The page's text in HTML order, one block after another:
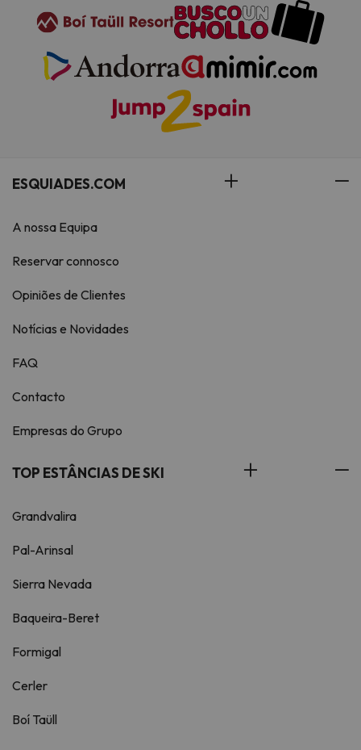
ESQUIADES.COM
A nossa Equipa
Reservar connosco
Opiniões de Clientes
Notícias e Novidades
FAQ
Contacto
Empresas do Grupo
TOP ESTÂNCIAS DE SKI
Grandvalira
Pal-Arinsal
Sierra Nevada
Baqueira-Beret
Formigal
Cerler
Boí Taüll